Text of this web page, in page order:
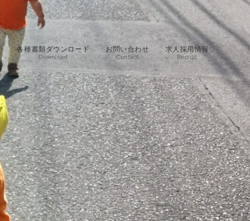
各種書類ダウンロード
Download
お問い合わせ
Contact
求人採用情報
Recruit